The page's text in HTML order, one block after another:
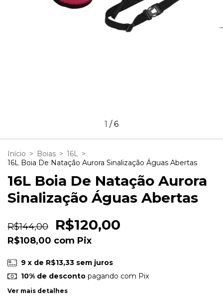
1 /6
Início > Boias > 16L >
16L Boia De Natação Aurora Sinalização Águas Abertas
16L Boia De Natação Aurora
Sinalização Águas Abertas
R$144,00 R$120,00
R$108,00 com Pix
9 x de R$13,33 sem juros
10% de descontopagando com Pix
Ver mais detalhes